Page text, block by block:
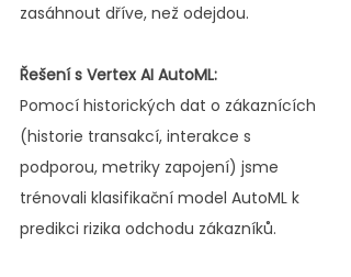
zasáhnout dříve, než odejdou.
Řešení s Vertex AI AutoML:
Pomocí historických dat o zákaznících
(historie transakcí, interakce s
podporou, metriky zapojení) jsme
trénovali klasifikační model AutoML k
predikci rizika odchodu zákazníků.